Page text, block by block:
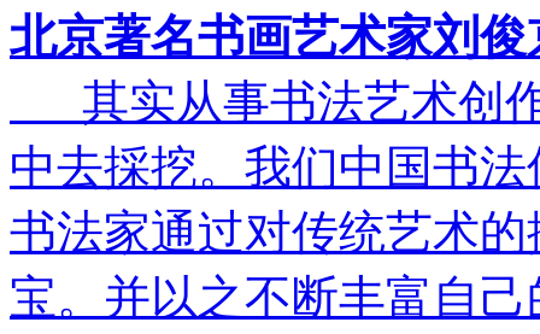
北京著名书画艺术家刘俊
其实从事书法艺术创
中去採挖。我们中国书
书法家通过对传统艺术
宝。并以之不断丰富自